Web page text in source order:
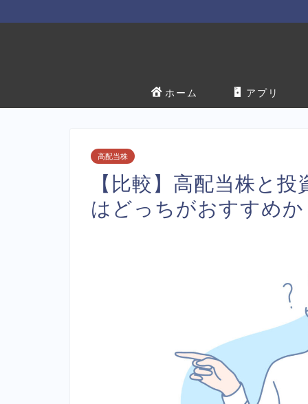
ホーム アプリ
高配当株
【比較】高配当株と
はどっちがおすすめか